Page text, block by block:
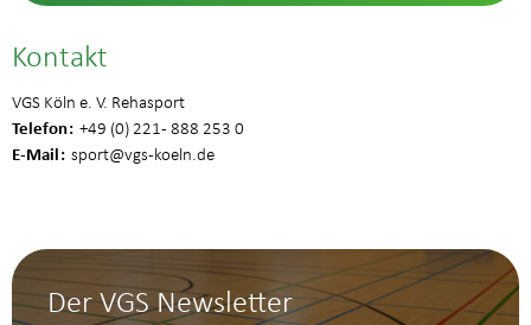
Kontakt
VGS Köln e. V. Rehasport
Telefon +49 (0) 221 - 888 253 0
E-Mail sport@vgs-koeln.de
Der VGS Newsletter